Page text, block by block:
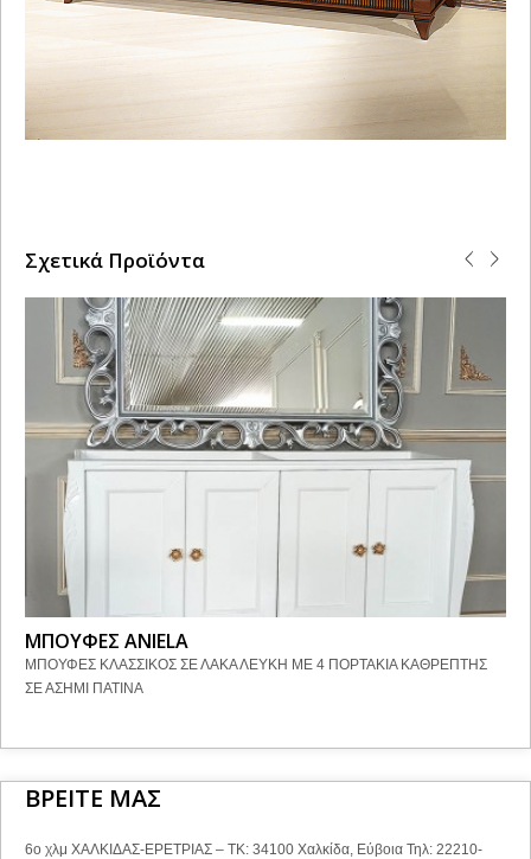
Σχετικά Προϊόντα
ΜΠΟΥΦΕΣ ANIELA
ΜΠΟΥΦΕΣ ΚΛΑΣΣΙΚΟΣ ΣΕ ΛΑΚΑ ΛΕΥΚΗ ΜΕ 4 ΠΟΡΤΑΚΙΑ ΚΑΘΡΕΠΤΗΣ
ΣΕ ΑΣΗΜΙ ΠΑΤΙΝΑ
ΒΡΕΙΤΕ ΜΑΣ
6ο χλμ ΧΑΛΚΙΔΑΣ-ΕΡΕΤΡΙΑΣ – ΤΚ: 34100 Χαλκίδα, Εύβοια Τηλ: 22210-